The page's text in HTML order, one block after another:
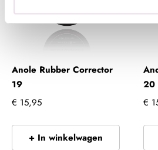
Anole Rubber Corrector
19
€ 15,95
+ In winkelwagen
20
€